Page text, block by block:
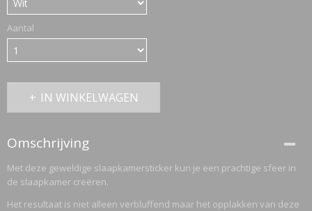
Aantal
IN WINKELWAGEN
Omschrijving
Met deze geweldige slaapkamersticker kun je een prachtige sfeer in
de slaapkamer creëren.
Het resultaat is niet alleen verbluffend maar het opplakken van deze